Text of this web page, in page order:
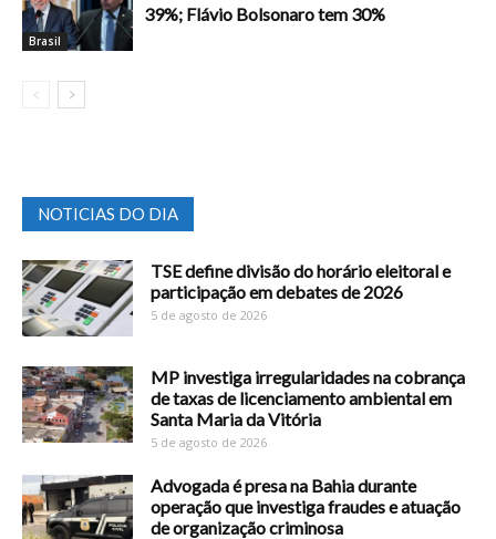
Brasil
39%; Flávio Bolsonaro tem 30%
NOTICIAS DO DIA
TSE define divisão do horário eleitoral e
participação em debates de 2026
5 de agosto de 2026
MP investiga irregularidades na cobrança
de taxas de licenciamento ambiental em
Santa Maria da Vitória
5 de agosto de 2026
Advogada é presa na Bahia durante
operação que investiga fraudes e atuação
de organização criminosa